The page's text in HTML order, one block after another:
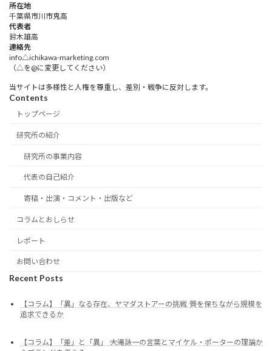
所在地
千葉県市川市鬼高
代表者
鈴木雄高​
連絡先
info△ichikawa-marketing.com
（△を@に変更してください）
当サイトは多様性と人権を尊重し、差別・戦争に反対します。
Contents
トップページ
研究所の紹介
研究所の事業内容
代表の自己紹介
寄稿・出演・コメント・出版など
コラムとおしらせ
レポート
お問い合わせ
Recent Posts
【コラム】「異」なる存在、ヤマダストアーの挑戦 ―― 質を保ちながら規模を
追求できるか
【コラム】「差」と「異」 ―― 大滝詠一の言葉とマイケル・ポーターの理論か